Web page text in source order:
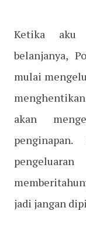
Ketika aku
belanjanya,
mulai
menghentikan
akan
jadi jangan